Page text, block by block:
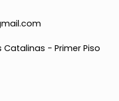
- Primer Piso